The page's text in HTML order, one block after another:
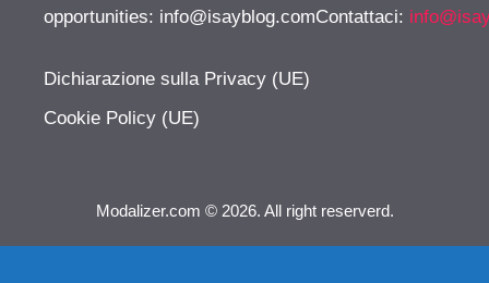
opportunities: info@isayblog.comContattaci:
Dichiarazione sulla Privacy (UE)
Cookie Policy (UE)
Modalizer.com © 2026. All right reserverd.